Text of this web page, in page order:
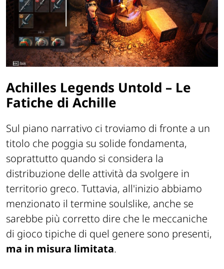
Achilles Legends Untold – Le
Fatiche di Achille
Sul piano narrativo ci troviamo di fronte a un
titolo che poggia su solide fondamenta,
soprattutto quando si considera la
distribuzione delle attività da svolgere in
territorio greco. Tuttavia, all'inizio abbiamo
menzionato il termine soulslike, anche se
sarebbe più corretto dire che le meccaniche
di gioco tipiche di quel genere sono presenti,
ma in misura limitata.